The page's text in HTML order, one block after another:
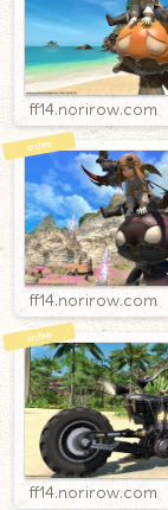
ff14.norirow.com
ff14.norirow.com
ff14.norirow.com